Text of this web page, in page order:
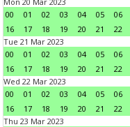
00
01 02 03 04 05 06
16
17 18 19 20 21 22
Tue 21 Mar 2023
00
01 02 03 04 05 06
16
17 18 19 20 21 22
Wed 22 Mar 2023
00
01 02 03 04 05 06
16
17 18 19 20 21 22
Thu 23 Mar 2023